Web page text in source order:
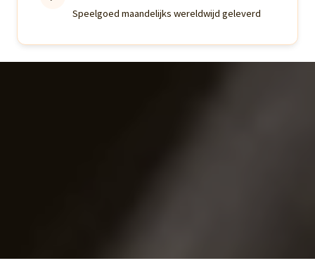
Speelgoed maandelijks wereldwijd geleverd